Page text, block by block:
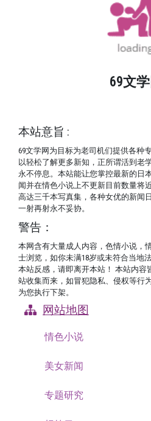
69文
本站意旨 :
69文学网为目标为老司机们提供各种
以轻松了解更多新知，正所谓活到老
永不停息。本站能让您掌控最新的日
闻并在情色小说上不更新目前数量将
高达三千本写真集，各种女优的新闻
一射再射永不妥协。
警告：
本网含有大量成人内容，色情小说，
士浏览，如你未满18岁或未符合当地
本站反感，请即离开本站！ 本站内容
站收集而来，如冒犯隐私、侵权等行
为您执行下架。
网站地图
情色小说
美女新闻
专题研究